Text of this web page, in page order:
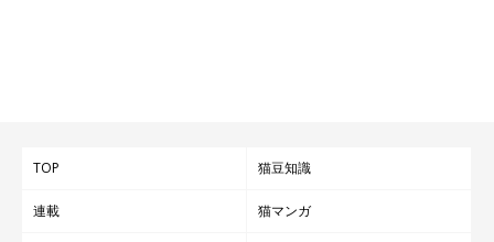
TOP 猫豆知識
連載 猫マンガ